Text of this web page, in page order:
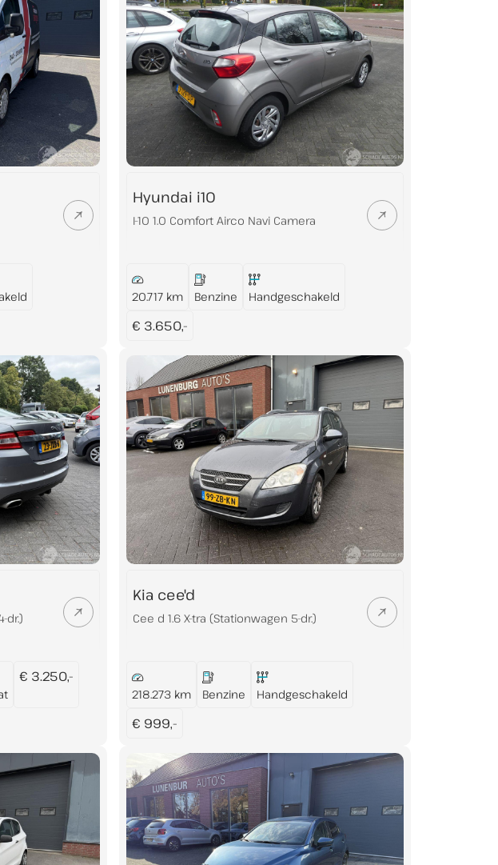
Hyundai i10
I-10 1.0 Comfort Airco Navi Camera
20.717 km Benzine Handgeschakeld
€ 3.650,-
dr.)
€ 3.250,-
Kia cee'd
Cee d 1.6 X-tra (Stationwagen 5-dr.)
218.273 km Benzine Handgeschakeld
€ 999,-